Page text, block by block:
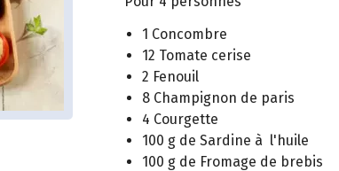
1 Concombre
12 Tomate cerise
2 Fenouil
8 Champignon de paris
4 Courgette
100 g de Sardine à l'huile
100 g de Fromage de brebis